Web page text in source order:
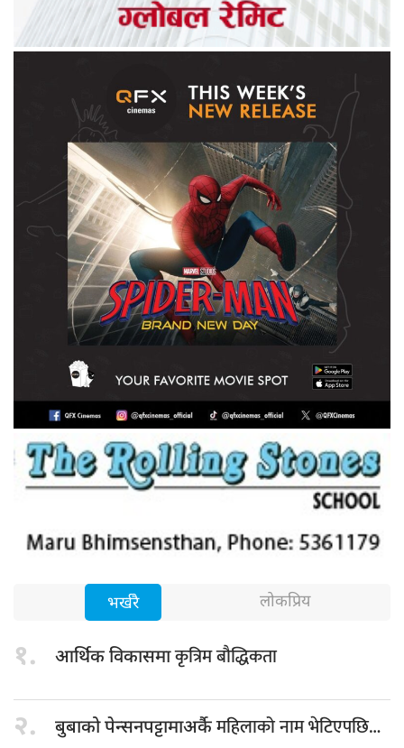
भर्खरै लोकप्रिय
१. आर्थिक विकासमाकृत्रिम बौद्धिकता
२. बुबाको पेन्सनपट्टामाअर्कैमहिलाको नाम भेटिएपछि…